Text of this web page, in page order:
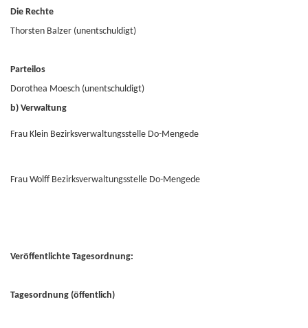
Die Rechte
Thorsten Balzer (unentschuldigt)
Parteilos
Dorothea Moesch (unentschuldigt)
b) Verwaltung
Frau Klein Bezirksverwaltungsstelle Do-Mengede
Frau Wolff Bezirksverwaltungsstelle Do-Mengede
Veröffentlichte Tagesordnung:
Tagesordnung (öffentlich)